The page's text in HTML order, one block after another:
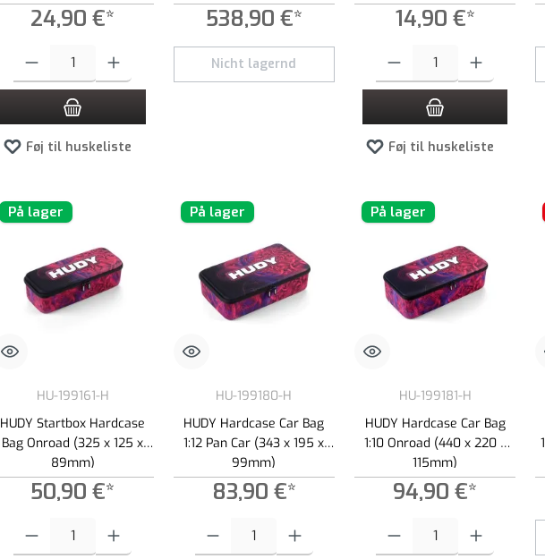
24,90 €*
Produktmængde: Indtast det ønskede beløb, eller brug knapperne til at øge eller formindske mængden.
Føj til huskeliste
538,90 €*
Nicht lagernd
14,90 €*
Produktmængde: Indtast det
Føj til huskeliste
På lager
HU-199161-H
HUDY Startbox Hardcase
Bag Onroad (325 x 125 x
89mm)
50,90 €*
På lager
HU-199180-H
HUDY Hardcase Car Bag
1:12 Pan Car (343 x 195 x
99mm)
83,90 €*
Produktmængde: Indtast det ønskede beløb, eller brug knapperne til
På lager
HU-199181-H
HUDY Hardcase Car Bag
1:10 Onroad (440 x 220 x
115mm)
94,90 €*
Produktmængde: Indtast det